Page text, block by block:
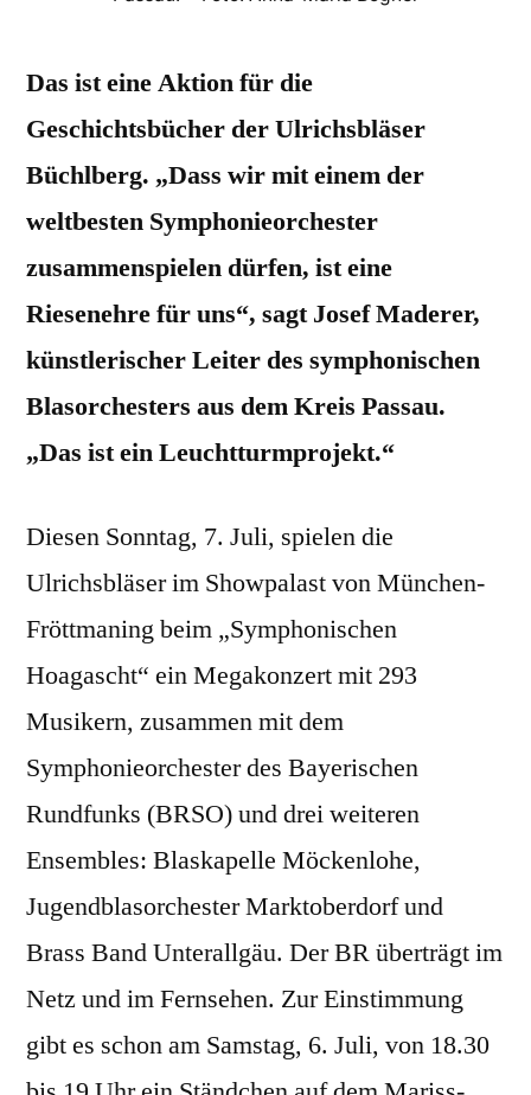
Das ist eine Aktion für die
Geschichtsbücher der Ulrichsbläser
Büchlberg. „Dass wir mit einem der
weltbesten Symphonieorchester
zusammenspielen dürfen, ist eine
Riesenehre für uns“, sagt Josef Maderer,
künstlerischer Leiter des symphonischen
Blasorchesters aus dem Kreis Passau.
„Das ist ein Leuchtturmprojekt.“
Diesen Sonntag, 7. Juli, spielen die
Ulrichsbläser im Showpalast von München-
Fröttmaning beim „Symphonischen
Hoagascht“ ein Megakonzert mit 293
Musikern, zusammen mit dem
Symphonieorchester des Bayerischen
Rundfunks (BRSO) und drei weiteren
Ensembles: Blaskapelle Möckenlohe,
Jugendblasorchester Marktoberdorf und
Brass Band Unterallgäu. Der BR überträgt im
Netz und im Fernsehen. Zur Einstimmung
gibt es schon am Samstag, 6. Juli, von 18.30